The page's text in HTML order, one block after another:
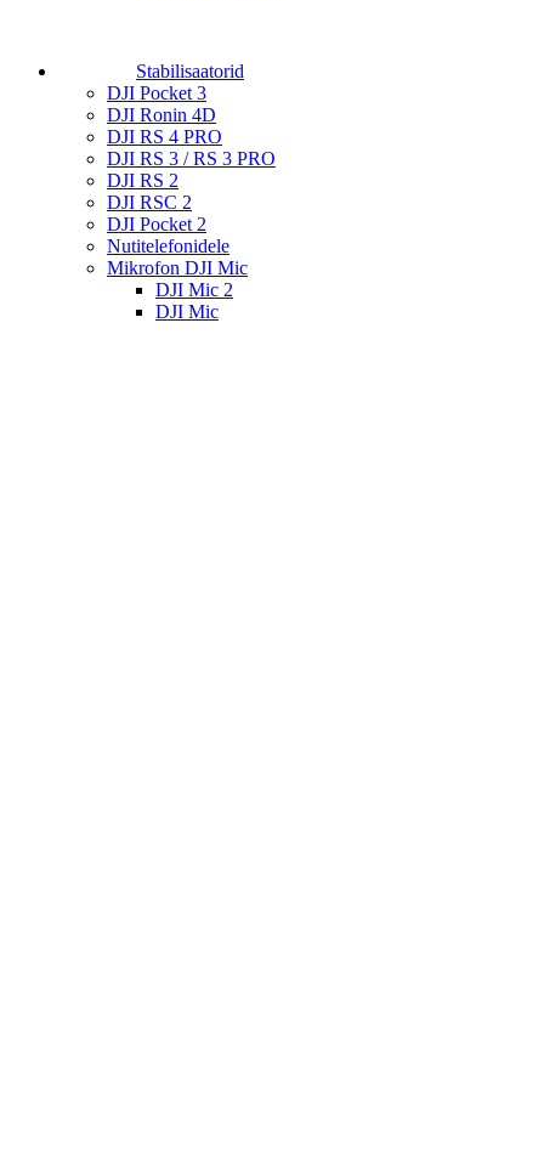
Stabilisaatorid
DJI Pocket 3
DJI Ronin 4D
DJI RS 4 PRO
DJI RS 3 / RS 3 PRO
DJI RS 2
DJI RSC 2
DJI Pocket 2
Nutitelefonidele
Mikrofon DJI Mic
DJI Mic 2
DJI Mic